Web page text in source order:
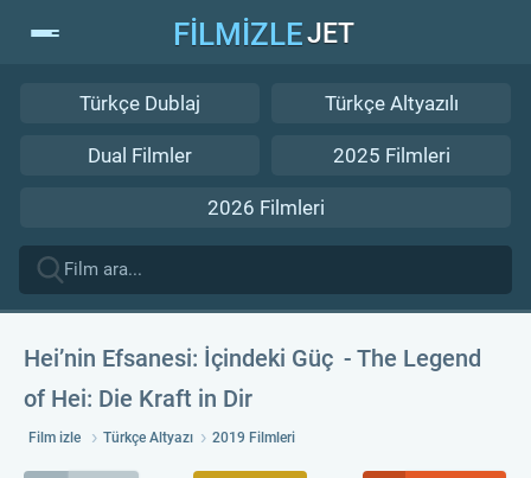
FİLMİZLEJET
Türkçe Dublaj Türkçe Altyazılı
Dual Filmler 2025 Filmleri
2026 Filmleri
Hei’nin Efsanesi: İçindeki Güç
The Legend
of Hei: Die Kraft in Dir
Film izle Türkçe Altyazı 2019 Filmleri